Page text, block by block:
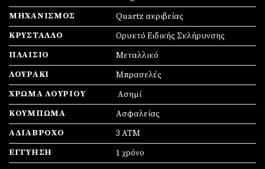
ΜΗΧΑΝΙΣΜΌΣ
Quartz ακριβείας
ΚΡΎΣΤΑΛΛΟ
Ορυκτό Ειδικής Σκλήρυνσης
ΠΛΑΊΣΙΟ
Mεταλλικό
ΛΟΥΡΆΚΙ
Μπρασελές
ΧΡΏΜΑ ΛΟΥΡΙΟΎ
Ασημί
ΚΟΎΜΠΩΜΑ
Ασφαλείας
ΑΔΙΆΒΡΟΧΟ
3 ATM
ΕΓΓΎΗΣΗ
1 χρόνο